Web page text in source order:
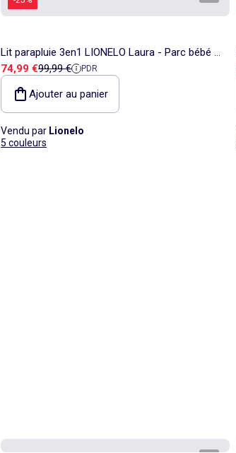
Lit parapluie 3en1 LIONELO Laura - Parc bébé -
Matelas haute densité - Roulettes - 0-36 mois
Prix de vente
74,99 €Prix de référence
99,99 € PDR
Ajouter au panier
Vendu par Lionelo
5 couleurs